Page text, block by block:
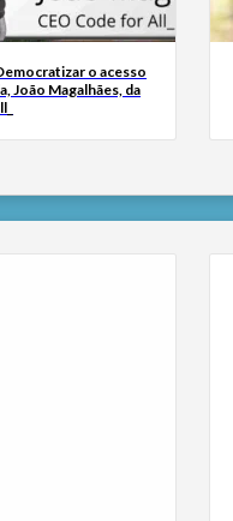
o acesso
João Magalhães, da